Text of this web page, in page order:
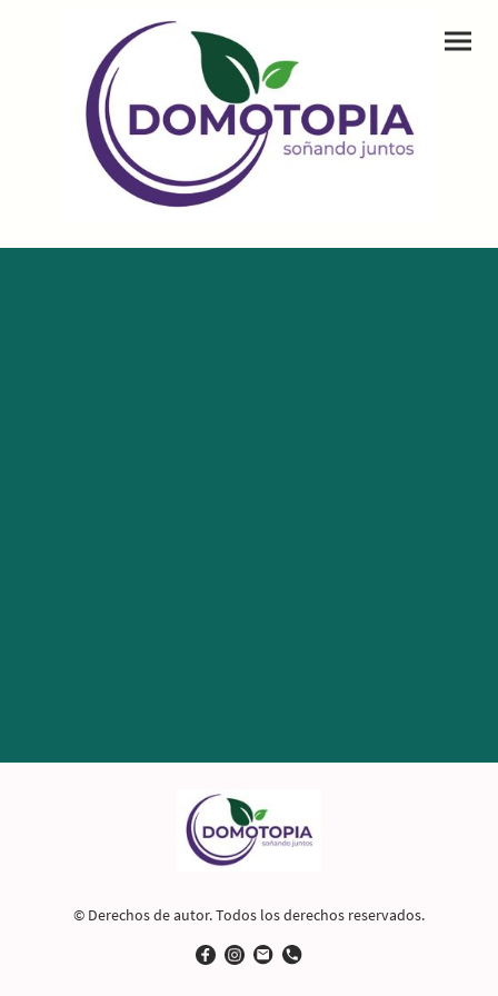
© Derechos de autor. Todos los derechos reservados.